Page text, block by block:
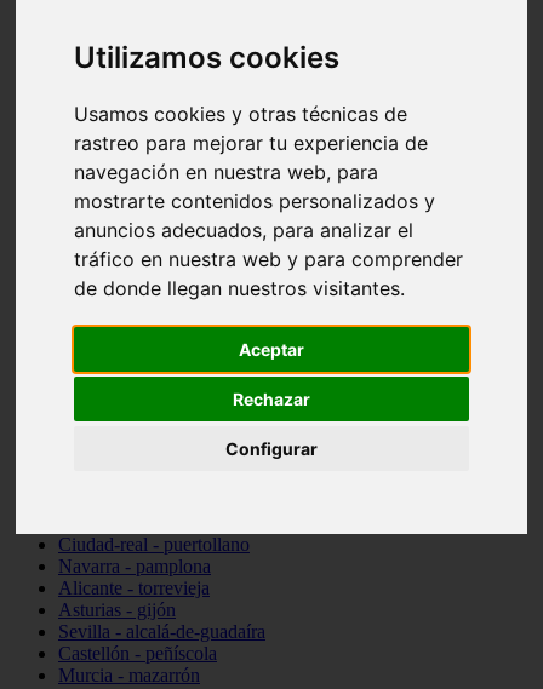
Utilizamos cookies
Usamos cookies y otras técnicas de
rastreo para mejorar tu experiencia de
navegación en nuestra web, para
mostrarte contenidos personalizados y
anuncios adecuados, para analizar el
tráfico en nuestra web y para comprender
de donde llegan nuestros visitantes.
Aceptar
Rechazar
Configurar
Valencia - chiva
Murcia - calasparra
Valencia - sagunt
Asturias - ribadesella
Castellón - benicàssim
Alicante - el-campello
Cádiz - rota
Madrid - las-rozas-de-madrid
Ciudad-real - ciudad-real
Madrid - tres-cantos
Las-palmas - yaiza
Alicante - elx
Ciudad-real - puertollano
Navarra - pamplona
Alicante - torrevieja
Asturias - gijón
Sevilla - alcalá-de-guadaíra
Castellón - peñíscola
Murcia - mazarrón